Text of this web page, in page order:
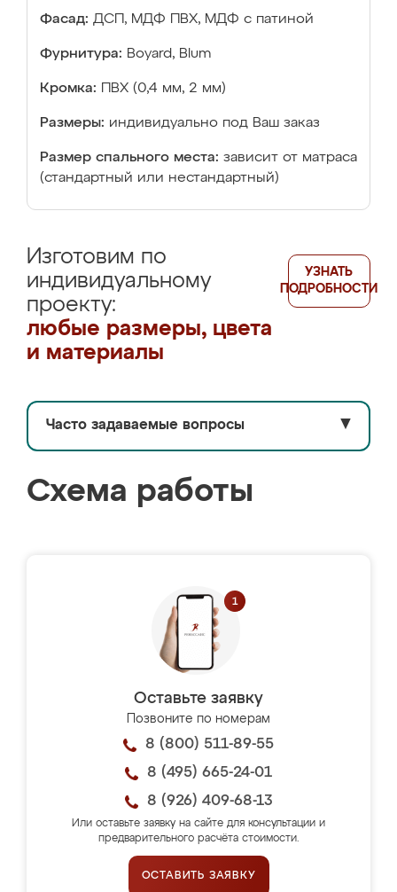
Фасад: ДСП, МДФ ПВХ, МДФ с патиной
Фурнитура: Boyard, Blum
Кромка: ПВХ (0,4 мм, 2 мм)
Размеры: индивидуально под Ваш заказ
Размер спального места: зависит от матраса
(стандартный или нестандартный)
Изготовим по
индивидуальному
проекту:
любые размеры, цвета
и материалы
УЗНАТЬ
ПОДРОБНОСТИ
Часто задаваемые вопросы ▼
Схема работы
Оставьте заявку
Позвоните по номерам
8 (800) 511-89-55
8 (495) 665-24-01
8 (926) 409-68-13
Или оставьте заявку на сайте для консультации и
предварительного расчёта стоимости.
ОСТАВИТЬ ЗАЯВКУ